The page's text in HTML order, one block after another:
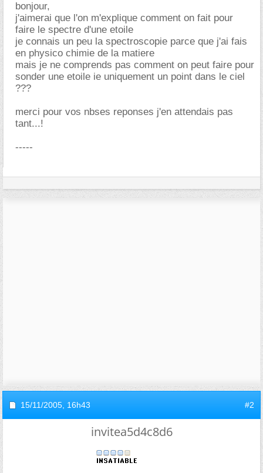
bonjour,
j'aimerai que l'on m'explique comment on fait pour
faire le spectre d'une etoile
je connais un peu la spectroscopie parce que j'ai fais
en physico chimie de la matiere
mais je ne comprends pas comment on peut faire pour
sonder une etoile ie uniquement un point dans le ciel
???
merci pour vos nbses reponses j'en attendais pas
tant...!
-----
15/11/2005, 16h43 #2
invitea5d4c8d6